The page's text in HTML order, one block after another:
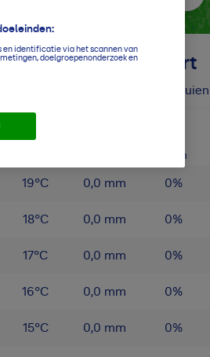
The Hague Airport
Buien
Buien
19°C 0,0 mm 0%
18°C 0,0 mm 0%
17°C 0,0 mm 0%
16°C 0,0 mm 0%
15°C 0,0 mm 0%
en identificatie via het scannen van
doelgroepenonderzoek en